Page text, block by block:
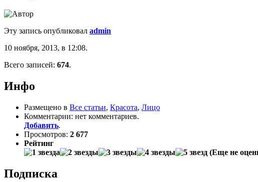
Эту запись опубликовал admin
10 ноября, 2013, в 12:08.
Всего записей: 674.
Инфо
Размещено в Все статьи, Красота, Лицо
Комментарии: нет комментариев.
Добавить.
Просмотров: 2 677
Рейтинг
(Еще не
Подписка